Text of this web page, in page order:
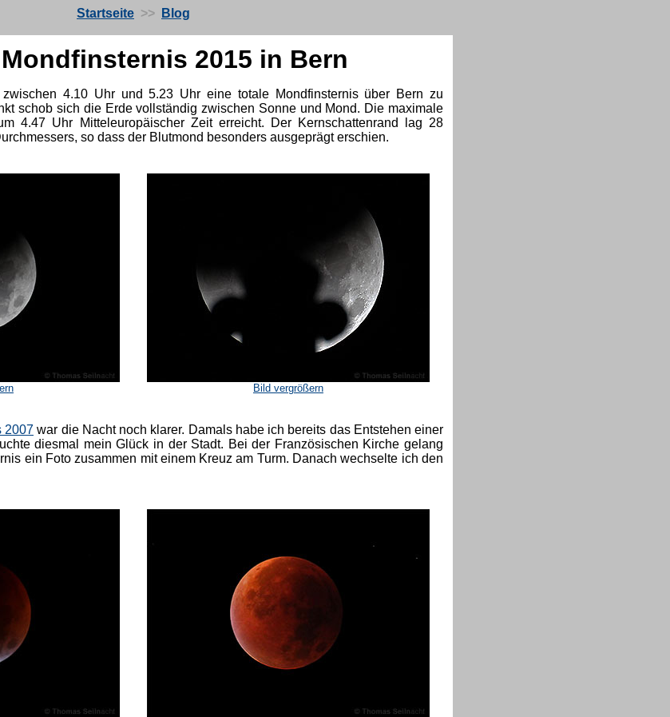
Startseite >> Blog
ondfinsternis 2015 in Bern
4.10 Uhr und 5.23 Uhr eine totale Mondfinsternis über Bern zu
schob sich die Erde vollständig zwischen Sonne und Mond. Die maximale
4.47 Uhr Mitteleuropäischer Zeit erreicht.
Der Kernschattenrand lag 28
so dass der Blutmond besonders ausgeprägt erschien.
Bild vergrößern
2007 war die Nacht noch klarer. Damals habe ich bereits das Entstehen einer
diesmal mein Glück in der Stadt. Bei der Französischen Kirche gelang
ein Foto zusammen mit einem Kreuz am Turm. Danach wechselte ich den